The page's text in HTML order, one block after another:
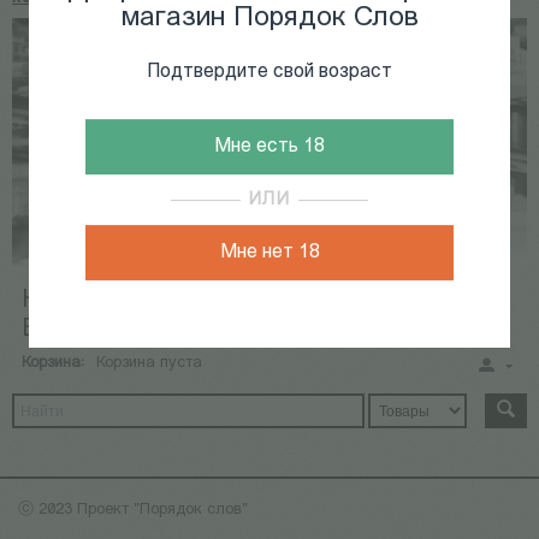
магазин Порядок Слов
Подтвердите свой возраст
Мне есть 18
ИЛИ
Мне нет 18
КНИГИ
ВИДЕОАРХИВ
Корзина: Корзина пуста
ⓒ 2023 Проект "Порядок слов"